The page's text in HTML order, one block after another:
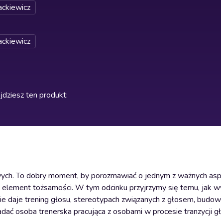
ten produkt:
To dobry moment, by porozmawiać o jednym z ważnych
tożsamości. W tym odcinku przyjrzymy się temu, jak
trening głosu, stereotypach związanych z głosem,
osoba trenerska pracująca z osobami w procesie tranzycji